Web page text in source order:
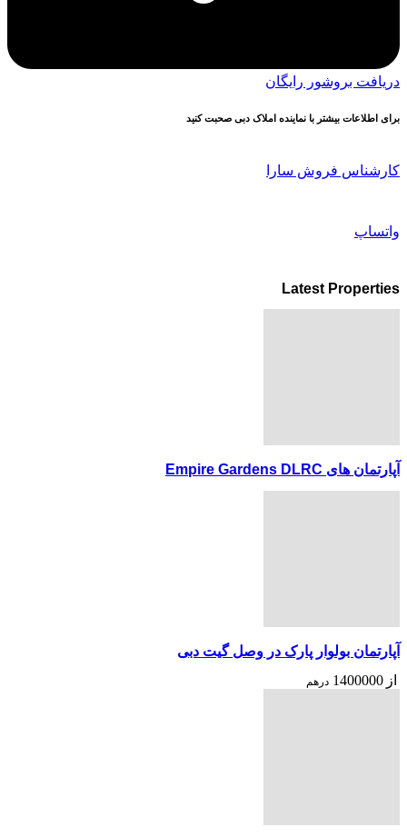
دریافت بروشور رایگان
برای اطلاعات بیشتر با نماینده املاک دبی صحبت کنید
کارشناس فروش سارا
واتساپ
Latest Properties
آپارتمان های Empire Gardens DLRC
آپارتمان بولوار پارک در وصل گیت دبی
از 1400000 درهم